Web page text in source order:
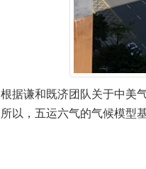
根据谦和既济团队关于中美
所以，五运六气的气候模型